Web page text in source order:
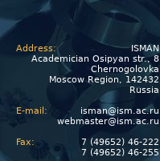
Address:
ISMAN
Academician Osipyan str., 8
Chernogolovka
Moscow Region, 142432
Russia
E-mail:
isman@ism.ac.ru
webmaster@ism.ac.ru
Fax:
7 (49652) 46-222
7 (49652) 46-255